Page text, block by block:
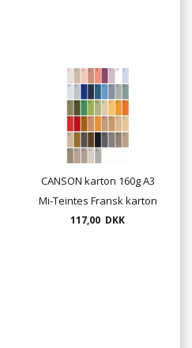
CANSON karton 160g A3
Mi-Teintes Fransk karton
(pakkesalg med 10 ark)
117,00 DKK